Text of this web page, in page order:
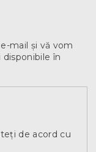
mail şi vă vom
în
de acord cu